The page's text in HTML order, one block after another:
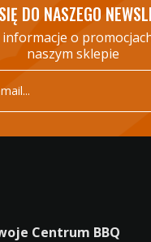
DO NASZEGO
o
naszym sklepie
Centrum BBQ